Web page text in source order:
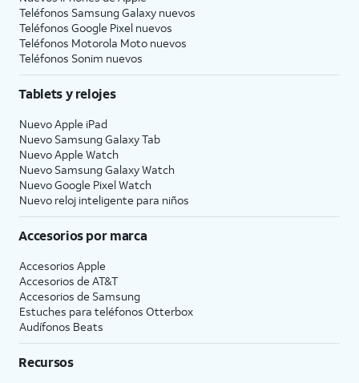
Teléfonos Samsung Galaxy nuevos
Teléfonos Google Pixel nuevos
Teléfonos Motorola Moto nuevos
Teléfonos Sonim nuevos
Tablets y relojes
Nuevo Apple iPad
Nuevo Samsung Galaxy Tab
Nuevo Apple Watch
Nuevo Samsung Galaxy Watch
Nuevo Google Pixel Watch
Nuevo reloj inteligente para niños
Accesorios por marca
Accesorios Apple
Accesorios de AT&T
Accesorios de Samsung
Estuches para teléfonos Otterbox
Audífonos Beats
Recursos